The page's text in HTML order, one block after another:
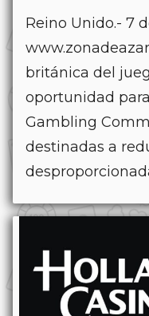
Reino Unido.- 7
británica del
oportunidad
Gambling
destinadas a